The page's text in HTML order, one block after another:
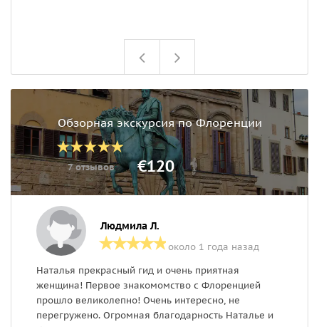
Обзорная экскурсия по Флоренции
7 отзывов €120
Людмила Л.
около 1 года назад
Наталья прекрасный гид и очень приятная
женщина! Первое знакомомство с Флоренцией
прошло великолепно! Очень интересно, не
перегружено. Огромная благодарность Наталье и